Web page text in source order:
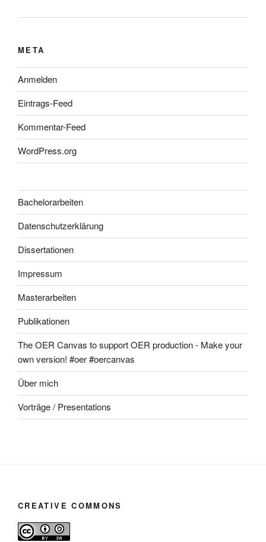
META
Anmelden
Eintrags-Feed
Kommentar-Feed
WordPress.org
Bachelorarbeiten
Datenschutzerklärung
Dissertationen
Impressum
Masterarbeiten
Publikationen
The OER Canvas to support OER production - Make your
own version! #oer #oercanvas
Über mich
Vorträge / Presentations
CREATIVE COMMONS